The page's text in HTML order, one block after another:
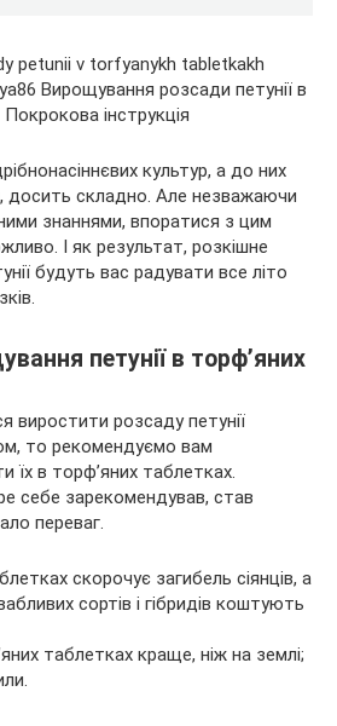
культур, а до них
досить складно. Але незважаючи
знаннями, впоратися з цим
І як результат, розкішне
будуть вас радувати все літо
петунії в торф’яних
виростити розсаду петунії
то рекомендуємо вам
їх в торф’яних таблетках.
себе зарекомендував, став
переваг.
скорочує загибель сіянців, а
сортів і гібридів коштують
таблетках краще, ніж на землі;